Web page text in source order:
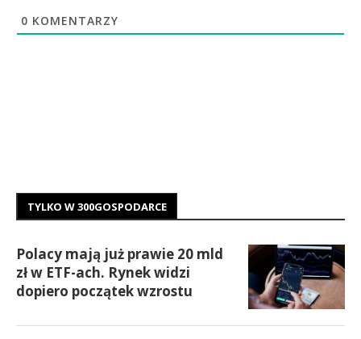
0 KOMENTARZY
TYLKO W 300GOSPODARCE
Polacy mają już prawie 20 mld
zł w ETF-ach. Rynek widzi
dopiero początek wzrostu